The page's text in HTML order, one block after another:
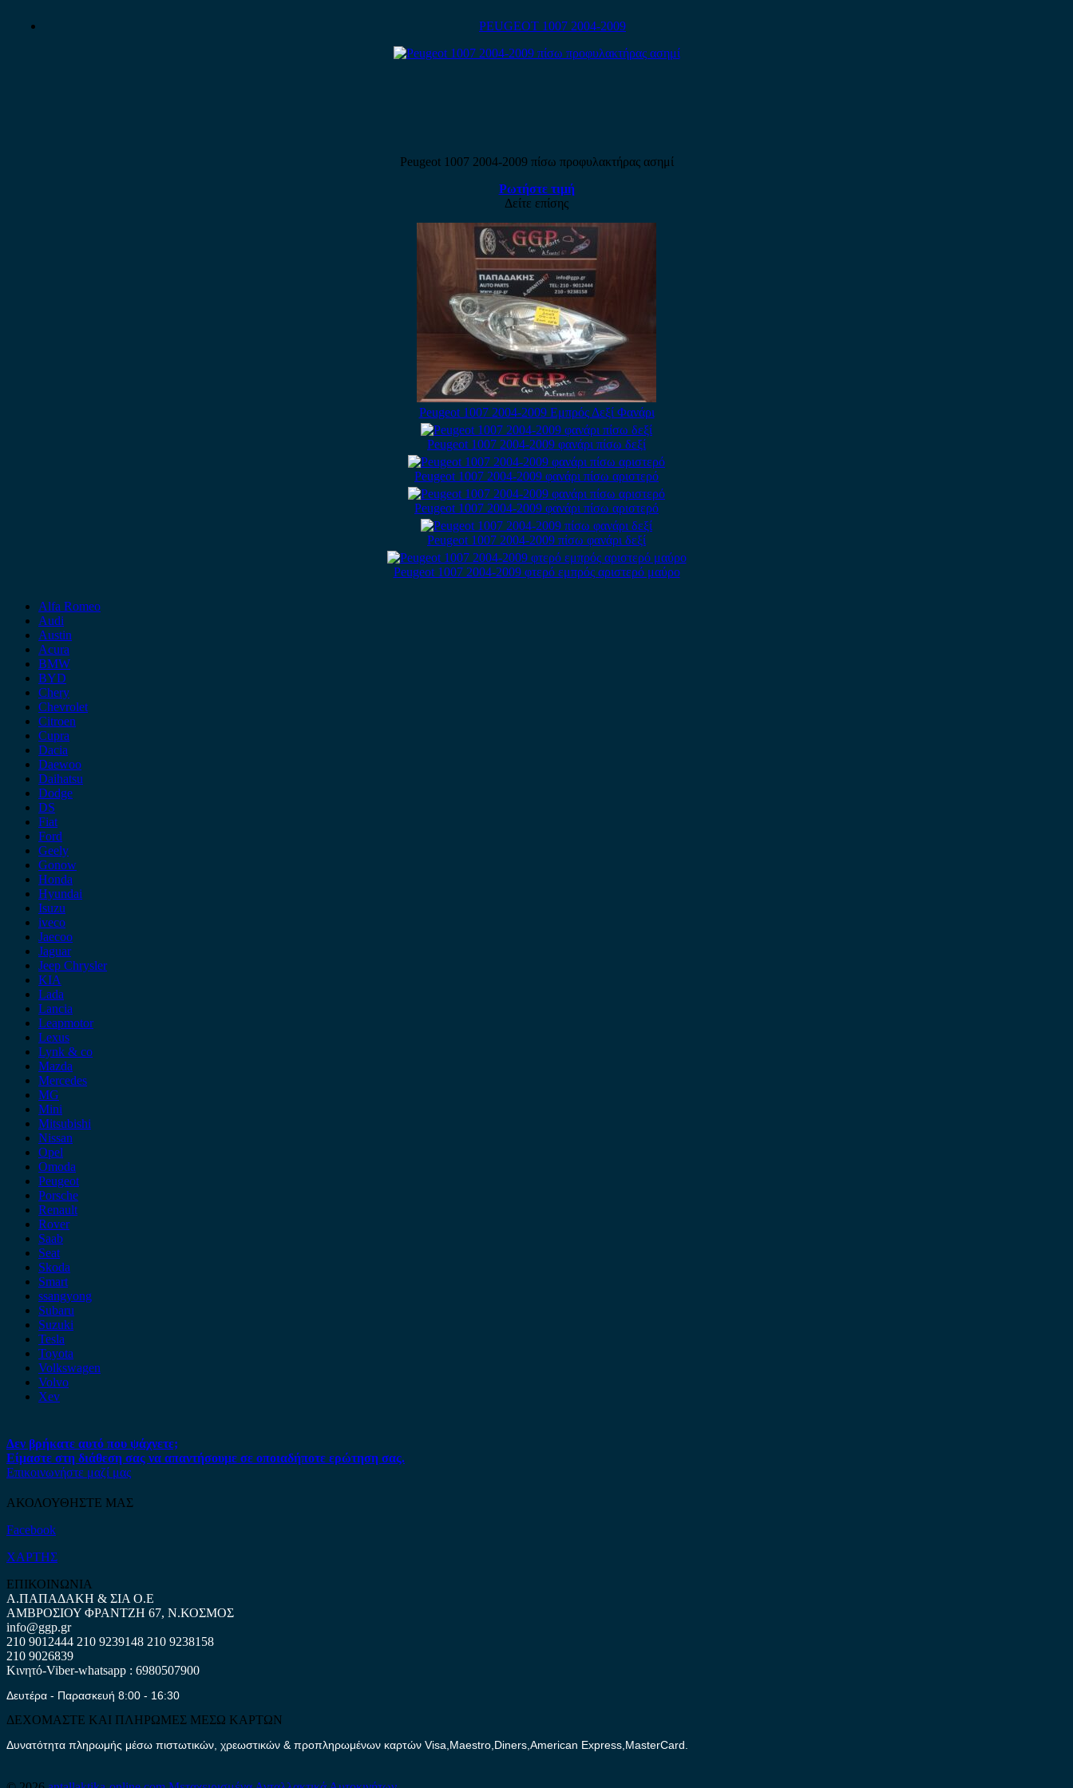
PEUGEOT 1007 2004-2009
Peugeot 1007 2004-2009 πίσω προφυλακτήρας ασημί
Ρωτήστε τιμή
Δείτε επίσης
Peugeot 1007 2004-2009 Εμπρός Δεξί Φανάρι
Peugeot 1007 2004-2009 φανάρι πίσω δεξί
Peugeot 1007 2004-2009 φανάρι πίσω αριστερό
Peugeot 1007 2004-2009 φανάρι πίσω αριστερό
Peugeot 1007 2004-2009 πίσω φανάρι δεξί
Peugeot 1007 2004-2009 φτερό εμπρός αριστερό μαύρο
Alfa Romeo
Audi
Austin
Acura
BMW
BYD
Chery
Chevrolet
Citroen
Cupra
Dacia
Daewoo
Daihatsu
Dodge
DS
Fiat
Ford
Geely
Gonow
Honda
Hyundai
Isuzu
iveco
Jaecoo
Jaguar
Jeep Chrysler
KIA
Lada
Lancia
Leapmotor
Lexus
Lynk & co
Mazda
Mercedes
MG
Mini
Mitsubishi
Nissan
Opel
Omoda
Peugeot
Porsche
Renault
Rover
Saab
Seat
Skoda
Smart
ssangyong
Subaru
Suzuki
Tesla
Toyota
Volkswagen
Volvo
Xev
Δεν βρήκατε αυτό που ψάχνετε;
Είμαστε στη διάθεση σας να απαντήσουμε σε οποιαδήποτε ερώτηση σας.
Επικοινωνήστε μαζί μας
ΑΚΟΛΟΥΘΗΣΤΕ ΜΑΣ
Facebook
ΧΑΡΤΗΣ
ΕΠΙΚΟΙΝΩΝΙΑ
Α.ΠΑΠΑΔΑΚΗ & ΣΙΑ Ο.Ε
ΑΜΒΡΟΣΙΟΥ ΦΡΑΝΤΖΗ 67, Ν.ΚΟΣΜΟΣ
info@ggp.gr
210 9012444 210 9239148 210 9238158
210 9026839
Κινητό-Viber-whatsapp : 6980507900
Δευτέρα - Παρασκευή 8:00 - 16:30
ΔΕΧΟΜΑΣΤΕ ΚΑΙ ΠΛΗΡΩΜΕΣ ΜΕΣΩ ΚΑΡΤΩΝ
Δυνατότητα πληρωμής μέσω πιστωτικών, χρεωστικών & προπληρωμένων καρτών Visa,Maestro,Diners,American Express,MasterCard.